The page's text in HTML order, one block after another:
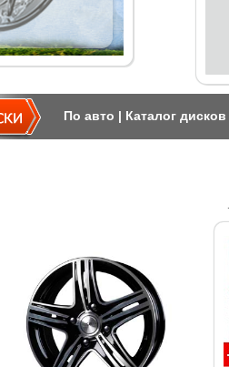
По авто | Каталог дисков